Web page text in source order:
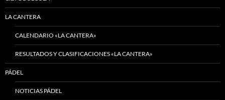
LA CANTERA
CALENDARIO «LA CANTERA»
RESULTADOS Y CLASIFICACIONES «LA CANTERA»
PÁDEL
NOTICIAS PÁDEL